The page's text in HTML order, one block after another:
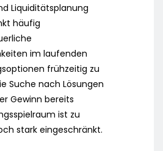
Liquiditätsplanung
häufig
im laufenden
frühzeitig zu
Suche nach Lösungen
Gewinn bereits
ist zu
stark eingeschränkt.